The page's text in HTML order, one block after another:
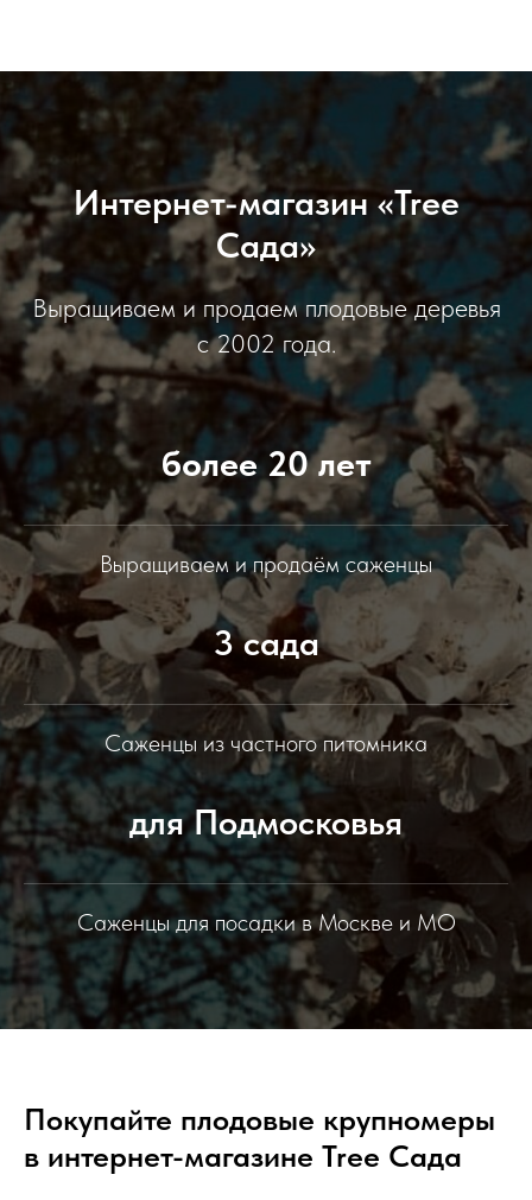
Интернет-магазин «Tree
Сада»
Выращиваем и продаем плодовые деревья
с 2002 года.
более 20 лет
Выращиваем и продаём саженцы
3 сада
Саженцы из частного питомника
для Подмосковья
Саженцы для посадки в Москве и МО
Покупайте плодовые крупномеры
в интернет-магазине Tree Сада